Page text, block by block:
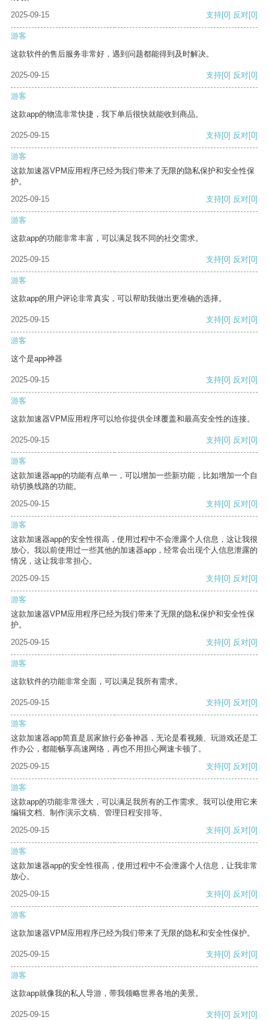
2025-09-15
支持[0] 反对[0]
游客
这款软件的售后服务非常好，遇到问题都能得到及时解决。
2025-09-15 支持[0] 反对[0]
游客
这款app的物流非常快捷，我下单后很快就能收到商品。
2025-09-15 支持[0] 反对[0]
游客
这款加速器VPM应用程序已经为我们带来了无限的隐私保护和安全性保
护。
2025-09-15
支持[0] 反对[0]
游客
这款app的功能非常丰富，可以满足我不同的社交需求。
2025-09-15 支持[0] 反对[0]
游客
这款app的用户评论非常真实，可以帮助我做出更准确的选择。
2025-09-15 支持[0] 反对[0]
游客
这个是app神器
2025-09-15 支持[0] 反对[0]
游客
这款加速器VPM应用程序可以给你提供全球覆盖和最高安全性的连接。
2025-09-15 支持[0] 反对[0]
游客
这款加速器app的功能有点单一，可以增加一些新功能，比如增加一个自
动切换线路的功能。
2025-09-15
支持[0] 反对[0]
游客
这款加速器app的安全性很高，使用过程中不会泄露个人信息，这让我很
放心。我以前使用过一些其他的加速器app，经常会出现个人信息泄露的
情况，这让我非常担心。
2025-09-15
支持[0] 反对[0]
游客
这款加速器VPM应用程序已经为我们带来了无限的隐私保护和安全性保
护。
2025-09-15
支持[0] 反对[0]
游客
这款软件的功能非常全面，可以满足我所有需求。
2025-09-15 支持[0] 反对[0]
游客
这款加速器app简直是居家旅行必备神器，无论是看视频、玩游戏还是工
作办公，都能畅享高速网络，再也不用担心网速卡顿了。
2025-09-15
支持[0] 反对[0]
游客
这款app的功能非常强大，可以满足我所有的工作需求。我可以使用它来
编辑文档、制作演示文稿、管理日程安排等。
2025-09-15
支持[0] 反对[0]
游客
这款加速器app的安全性很高，使用过程中不会泄露个人信息，让我非常
放心。
2025-09-15
支持[0] 反对[0]
游客
这款加速器VPM应用程序已经为我们带来了无限的隐私和安全性保护。
2025-09-15 支持[0] 反对[0]
游客
这款app就像我的私人导游，带我领略世界各地的美景。
2025-09-15 支持[0] 反对[0]